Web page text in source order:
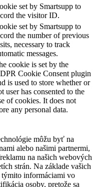
set by Smartsupp to
the visitor ID.
set by Smartsupp to
the number of previous
necessary to track
messages.
cookie is set by the
Cookie Consent plugin
is used to store whether or
user has consented to the
of cookies. It does not
any personal data.
môžu byť na
alebo našimi partnermi,
na našich webových
strán. Na základe vašich
informáciami vo
osoby, pretože sa